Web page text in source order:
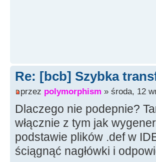
Re: [bcb] Szybka
przez polymorphism » środa, 12
Dlaczego nie podepnie?
włącznie z tym jak
podstawie plików .def w
ściągnąć nagłówki i